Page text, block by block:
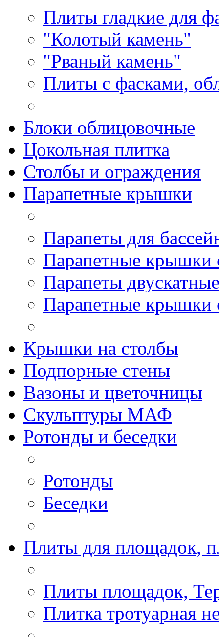
Плиты гладкие для
"Колотый камень"
"Рваный камень"
Плиты с фасками,
Блоки облицовочные
Цокольная плитка
Столбы и ограждения
Парапетные крышки
Парапеты для
Парапетные крышки
Парапеты двускатные
Парапетные крышки
Крышки на столбы
Подпорные стены
Вазоны и цветочницы
Скульптуры МАФ
Ротонды и беседки
Ротонды
Беседки
Плиты для площадок,
Плиты площадок,
Плитка тротуарная